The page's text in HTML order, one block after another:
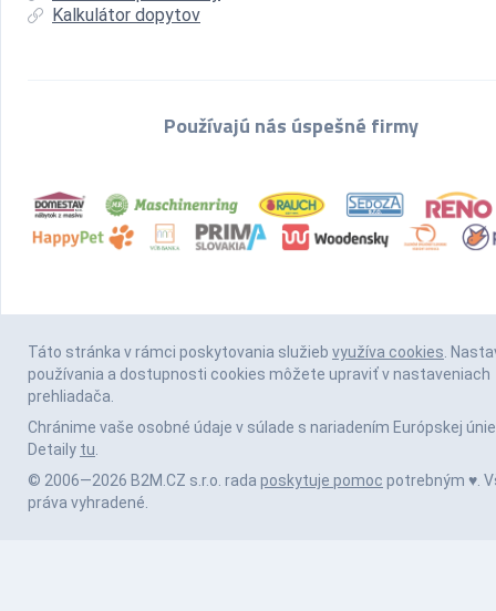
Kalkulátor dopytov
Používajú nás úspešné firmy
Táto stránka v rámci poskytovania služieb využíva cookies.
používania a dostupnosti cookies môžete upraviť v nastaveniach
prehliadača.
Chránime vaše osobné údaje v súlade s nariadením Európskej únie
Detaily tu.
© 2006—2026 B2M.CZ s.r.o. rada poskytuje pomoc potrebným ♥️.
práva vyhradené.